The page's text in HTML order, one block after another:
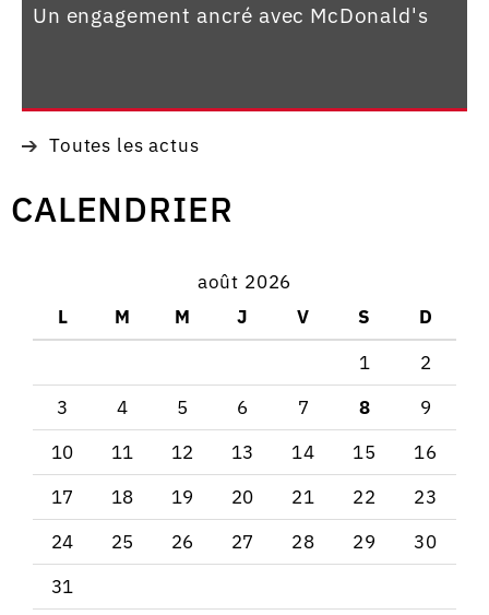
Un engagement ancré avec McDonald's
Toutes les actus
CALENDRIER
août 2026
L
M M J V S
D
1
2
3
4 5 6 7 8
9
10
11 12 13 14 15
16
17
18 19 20 21 22
23
24
25 26 27 28 29
30
31